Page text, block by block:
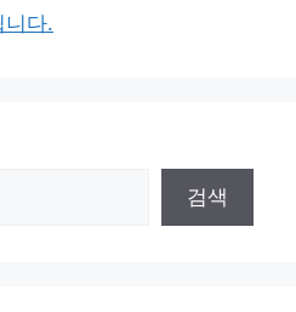
니다.
검색